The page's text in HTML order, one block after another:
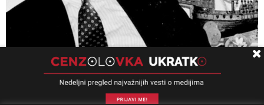
Univerzitet Kolumbija: Slučaj „Ćuruvija” presedan, važan